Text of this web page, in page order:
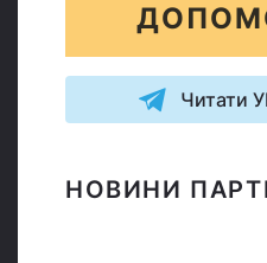
Читати
НОВИНИ